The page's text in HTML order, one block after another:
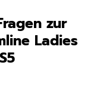
zur
Ladies